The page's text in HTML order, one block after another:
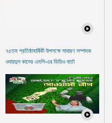
৭৫তম প্রতিষ্ঠাবার্ষিকী উপলক্ষে সাধারণ সম্পাদক
ওবায়দুল কাদের এমপি-এর ভিডিও বার্তা